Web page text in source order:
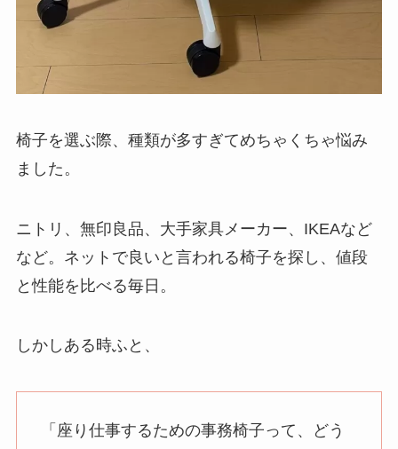
椅子を選ぶ際、種類が多すぎてめちゃくちゃ悩み
ました。
ニトリ、無印良品、大手家具メーカー、IKEAなど
など。ネットで良いと言われる椅子を探し、値段
と性能を比べる毎日。
しかしある時ふと、
「座り仕事するための事務椅子って、どう